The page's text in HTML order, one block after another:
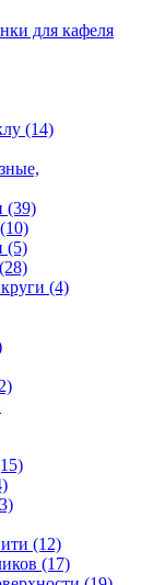
для кафеля
(14)
(39)
(10)
(5)
(28)
(4)
(12)
(17)